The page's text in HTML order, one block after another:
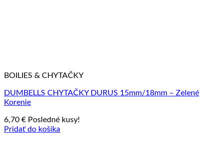
BOILIES & CHYTAČKY
DUMBELLS CHYTAČKY DURUS 15mm/18mm – Zelené
Korenie
6,70 € Posledné kusy!
Pridať do košíka